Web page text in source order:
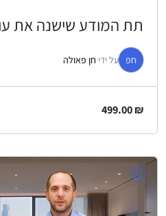
תת המודע שישנה את
חפ על ידי חן פאולה
499.00₪